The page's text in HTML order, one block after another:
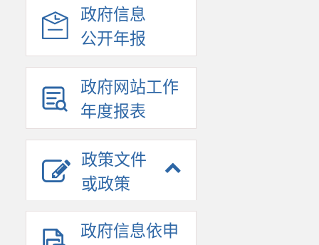
政府信息
公开年报
政府网站工作
年度报表
政策文件
或政策
政府信息依申